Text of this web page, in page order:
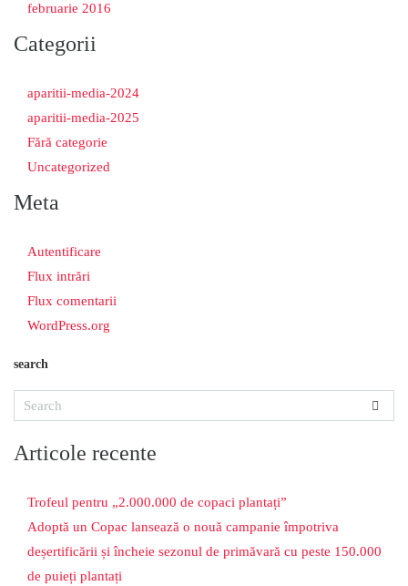
februarie 2016
Categorii
aparitii-media-2024
aparitii-media-2025
Fără categorie
Uncategorized
Meta
Autentificare
Flux intrări
Flux comentarii
WordPress.org
search
Articole recente
Trofeul pentru „2.000.000 de copaci plantați”
Adoptă un Copac lansează o nouă campanie împotriva
deșertificării și încheie sezonul de primăvară cu peste 150.000
de puieți plantați